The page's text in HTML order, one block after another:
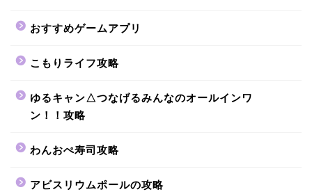
おすすめゲームアプリ
こもりライフ攻略
ゆるキャン△つなげるみんなのオールインワ
ン！！攻略
わんおぺ寿司攻略
アビスリウムポールの攻略